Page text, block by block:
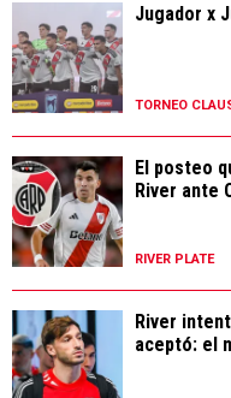
Jugador x
TORNEO
El posteo
River ante
RIVER PLATE
River
aceptó: el